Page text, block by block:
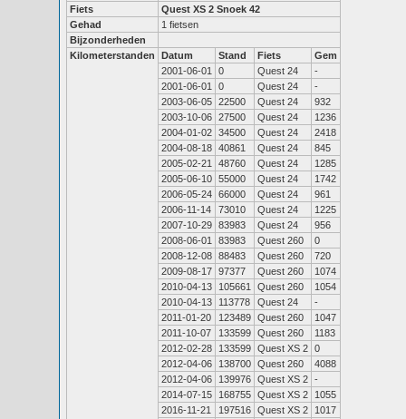
Fiets
Quest XS 2 Snoek 42
Gehad
1 fietsen
Bijzonderheden
Kilometerstanden
Datum Stand Fiets
Gem
2001-06-01
0 Quest 24
-
2001-06-01
0 Quest 24
-
2003-06-05 22500 Quest 24
932
2003-10-06 27500 Quest 24
1236
2004-01-02 34500 Quest 24
2418
2004-08-18 40861 Quest 24
845
2005-02-21
48760 Quest 24
1285
2005-06-10 55000 Quest 24
1742
2006-05-24 66000 Quest 24
961
2006-11-14
73010 Quest 24
1225
2007-10-29 83983 Quest 24
956
2008-06-01
83983 Quest 260
0
2008-12-08 88483 Quest 260
720
2009-08-17 97377 Quest 260
1074
2010-04-13
105661 Quest 260
1054
2010-04-13
113778 Quest 24
-
2011-01-20
123489 Quest 260
1047
2011-10-07
133599 Quest 260
1183
2012-02-28
133599 Quest XS 2 0
2012-04-06
138700 Quest 260
4088
2012-04-06
139976 Quest XS 2 -
2014-07-15
168755 Quest XS 2
1055
2016-11-21
197516 Quest XS 2
1017